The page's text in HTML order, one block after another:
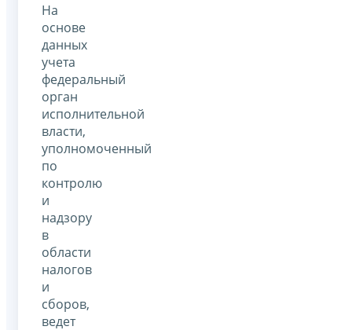
На
основе
данных
учета
федеральный
орган
исполнительной
власти,
уполномоченный
по
контролю
и
надзору
в
области
налогов
и
сборов,
ведет